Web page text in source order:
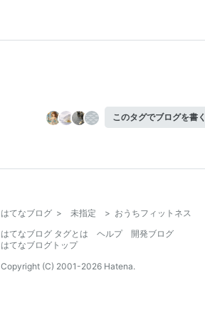
このタグでブログを書く
はてなブログ > 未指定 > おうちフィットネス
はてなブログ タグとは
ヘルプ
開発ブログ
はてなブログトップ
Copyright (C) 2001-2026 Hatena.